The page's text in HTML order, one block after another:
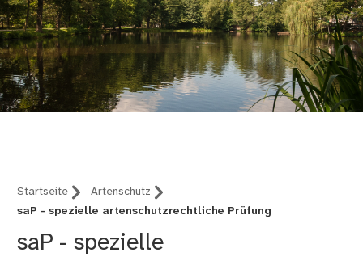
Startseite
Artenschutz
saP - spezielle artenschutzrechtliche Prüfung
saP - spezielle